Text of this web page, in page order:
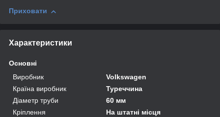
Приховати
Характеристики
Основні
Виробник
Volkswagen
Країна виробник
Туреччина
Діаметр труби
60 мм
Кріплення
На штатні місця